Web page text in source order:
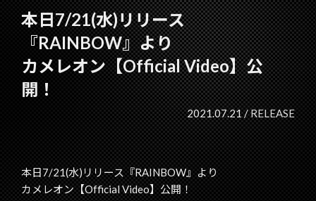
本日7/21(水)リリース
『RAINBOW』より
カメレオン【Official Video】公
開！
2021.07.21 /RELEASE
本日7/21(水)リリース『RAINBOW』より
カメレオン【Official Video】公開！